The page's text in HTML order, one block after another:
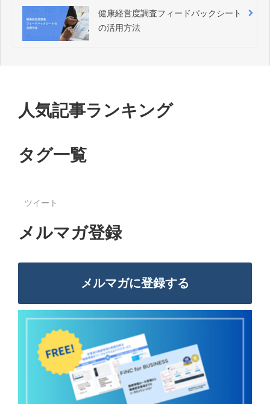
健康経営度調査フィードバックシート
の活用方法
人気記事ランキング
タグ一覧
ツイート
メルマガ登録
メルマガに登録する